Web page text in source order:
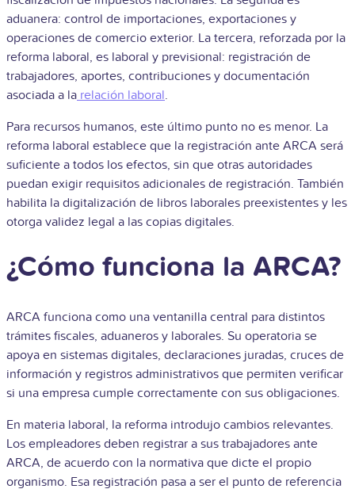
aduanera: control de importaciones, exportaciones y
operaciones de comercio exterior. La tercera, reforzada por la
reforma laboral, es laboral y previsional: registración de
trabajadores, aportes, contribuciones y documentación
asociada a la relación laboral.
Para recursos humanos, este último punto no es menor. La
reforma laboral establece que la registración ante ARCA será
suficiente a todos los efectos, sin que otras autoridades
puedan exigir requisitos adicionales de registración. También
habilita la digitalización de libros laborales preexistentes y les
otorga validez legal a las copias digitales.
¿Cómo funciona la ARCA?
ARCA funciona como una ventanilla central para distintos
trámites fiscales, aduaneros y laborales. Su operatoria se
apoya en sistemas digitales, declaraciones juradas, cruces de
información y registros administrativos que permiten verificar
si una empresa cumple correctamente con sus obligaciones.
En materia laboral, la reforma introdujo cambios relevantes.
Los empleadores deben registrar a sus trabajadores ante
ARCA, de acuerdo con la normativa que dicte el propio
organismo. Esa registración pasa a ser el punto de referencia